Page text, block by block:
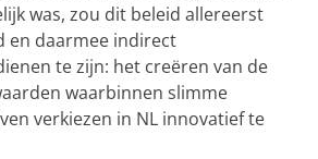
was, zou dit beleid allereerst
en daarmee indirect
te zijn: het creëren van de
waarbinnen slimme
verkiezen in NL innovatief te